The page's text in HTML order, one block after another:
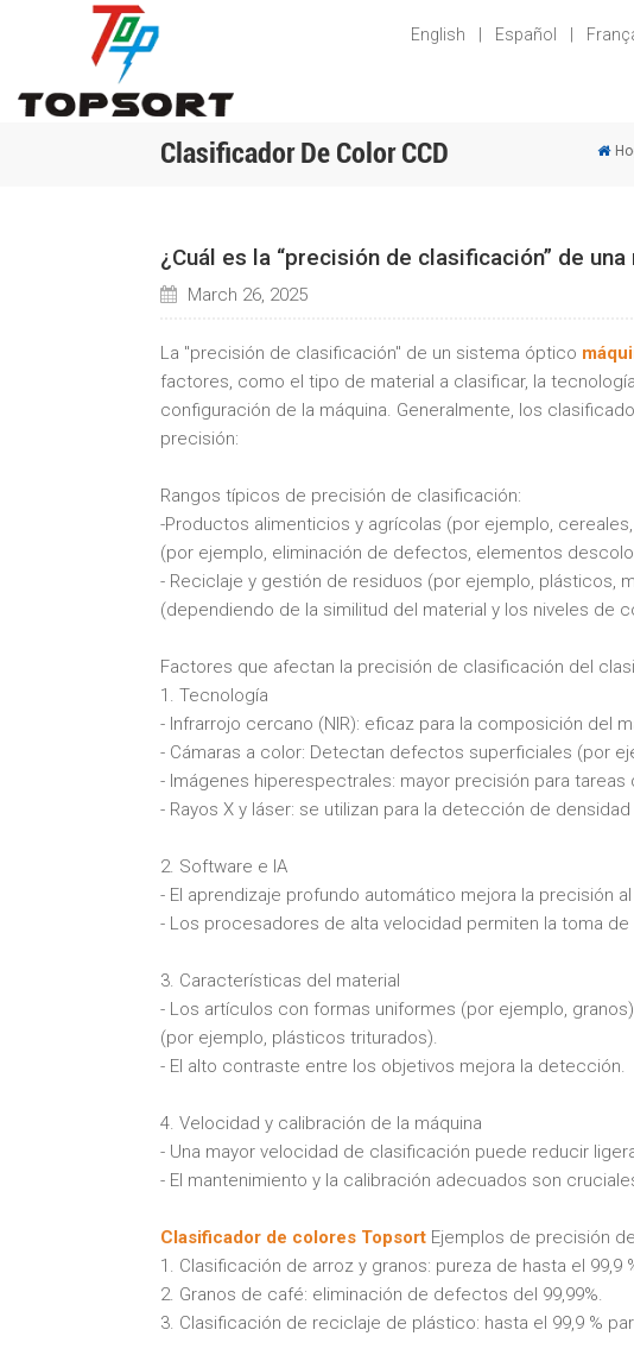
English Español
Clasificador De Color CCD
¿Cuál es la “precisión de clasificación” de
March 26, 2025
La "precisión de clasificación" de un sistema óptico
factores, como el tipo de material a clasificar, la
configuración de la máquina. Generalmente, los
precisión:
Rangos típicos de precisión de clasificación:
-Productos alimenticios y agrícolas (por ejemplo,
(por ejemplo, eliminación de defectos, elementos
- Reciclaje y gestión de residuos (por ejemplo, plásticos,
(dependiendo de la similitud del material y los niveles de
Factores que afectan la precisión de clasificación del
1. Tecnología
- Infrarrojo cercano (NIR): eficaz para la composición del
- Cámaras a color: Detectan defectos superficiales (por
- Imágenes hiperespectrales: mayor precisión para
- Rayos X y láser: se utilizan para la detección de
2. Software e IA
- El aprendizaje profundo automático mejora la precisión
- Los procesadores de alta velocidad permiten la toma
3. Características del material
- Los artículos con formas uniformes (por ejemplo,
(por ejemplo, plásticos triturados).
- El alto contraste entre los objetivos mejora la detección.
4. Velocidad y calibración de la máquina
- Una mayor velocidad de clasificación puede reducir
- El mantenimiento y la calibración adecuados son
Clasificador de colores TopsortEjemplos de precisión
1. Clasificación de arroz y granos: pureza de hasta el 99,9
2. Granos de café: eliminación de defectos del 99,99%.
3. Clasificación de reciclaje de plástico: hasta el 99,9 %